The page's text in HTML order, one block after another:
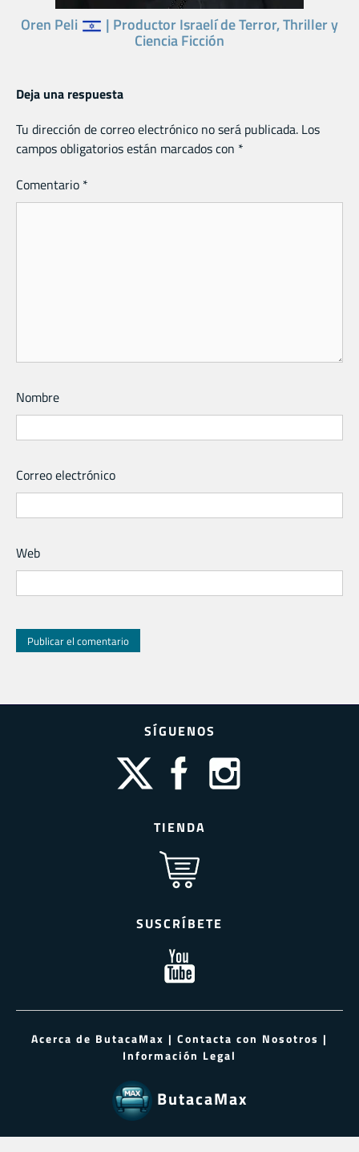
Oren Peli | Productor Israelí de Terror, Thriller y
Ciencia Ficción
Deja una respuesta
Tu dirección de correo electrónico no será publicada. Los
campos obligatorios están marcados con *
Comentario *
Nombre
Correo electrónico
Web
SÍGUENOS
TIENDA
SUSCRÍBETE
Acerca de ButacaMax | Contacta con Nosotros |
Información Legal
ButacaMax